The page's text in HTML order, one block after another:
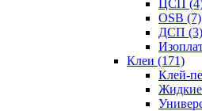
ЦСП
OSB (7)
ДСП (3)
Клеи (171)
Клей-
Жидкие